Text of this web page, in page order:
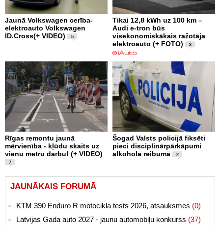
Jaunā Volkswagen cerība-
elektroauto Volkswagen
ID.Cross(+ VIDEO)
5
Tikai 12,8 kWh uz 100 km –
Audi e-tron būs
visekonomiskākais ražotāja
elektroauto (+ FOTO)
3
Rīgas remontu jaunā
mērvienība - kļūdu skaits uz
vienu metru darbu! (+ VIDEO)
7
Šogad Valsts policijā fiksēti
pieci disciplinārpārkāpumi
alkohola reibumā
2
JAUNĀKAIS FORUMĀ
KTM 390 Enduro R motocikla tests 2026, atsauksmes (0)
Latvijas Gada auto 2027 - jaunu automobiļu konkurss (37)